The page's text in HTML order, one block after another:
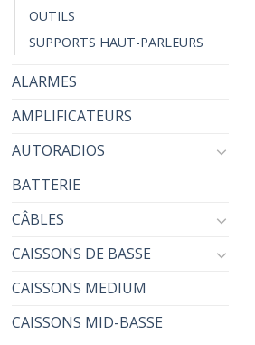
OUTILS
SUPPORTS HAUT-PARLEURS
ALARMES
AMPLIFICATEURS
AUTORADIOS
BATTERIE
CÂBLES
CAISSONS DE BASSE
CAISSONS MEDIUM
CAISSONS MID-BASSE